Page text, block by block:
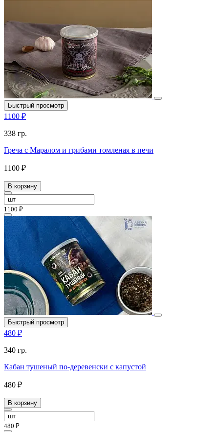
Быстрый просмотр
1100 ₽
338 гр.
Греча с Маралом и грибами томленая в печи
1100 ₽
В корзину
1100 ₽
Быстрый просмотр
480 ₽
340 гр.
Кабан тушеный по-деревенски с капустой
480 ₽
В корзину
480 ₽